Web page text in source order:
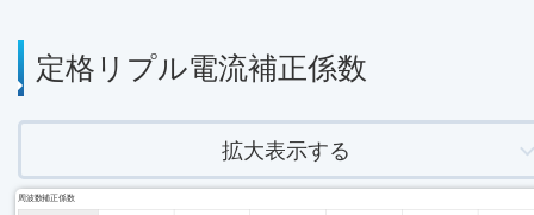
定格リプル電流補正係数
拡大表示する
周波数補正係数